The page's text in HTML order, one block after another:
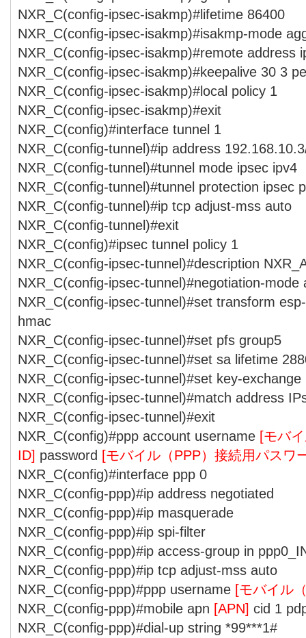
NXR_C(config-ipsec-isakmp)#lifetime 86400
NXR_C(config-ipsec-isakmp)#isakmp-mode
NXR_C(config-ipsec-isakmp)#remote address
NXR_C(config-ipsec-isakmp)#keepalive 30 3
NXR_C(config-ipsec-isakmp)#local policy 1
NXR_C(config-ipsec-isakmp)#exit
NXR_C(config)#interface tunnel 1
NXR_C(config-tunnel)#ip address
NXR_C(config-tunnel)#tunnel mode ipsec ipv4
NXR_C(config-tunnel)#tunnel protection ipsec
NXR_C(config-tunnel)#ip tcp adjust-mss auto
NXR_C(config-tunnel)#exit
NXR_C(config)#ipsec tunnel policy 1
NXR_C(config-ipsec-tunnel)#description
NXR_C(config-ipsec-tunnel)#negotiation-mode
NXR_C(config-ipsec-tunnel)#set transform
hmac
NXR_C(config-ipsec-tunnel)#set pfs group5
NXR_C(config-ipsec-tunnel)#set sa lifetime
NXR_C(config-ipsec-tunnel)#set key-exchange
NXR_C(config-ipsec-tunnel)#match address
NXR_C(config-ipsec-tunnel)#exit
NXR_C(config)#ppp account username [モバ
ID] password [モバイル（PPP）接続用パスワ
NXR_C(config)#interface ppp 0
NXR_C(config-ppp)#ip address negotiated
NXR_C(config-ppp)#ip masquerade
NXR_C(config-ppp)#ip spi-filter
NXR_C(config-ppp)#ip access-group in
NXR_C(config-ppp)#ip tcp adjust-mss auto
NXR_C(config-ppp)#ppp username [モバイル
NXR_C(config-ppp)#mobile apn [APN] cid 1
NXR_C(config-ppp)#dial-up string *99***1#